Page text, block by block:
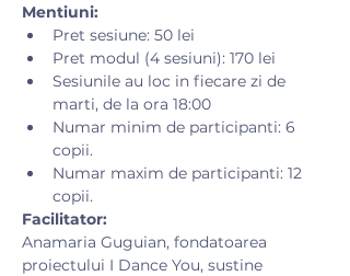
Mentiuni:
Pret sesiune: 50 lei
Pret modul (4 sesiuni): 170 lei
Sesiunile au loc in fiecare zi de
marti, de la ora 18:00
Numar minim de participanti: 6
copii.
Numar maxim de participanti: 12
copii.
Facilitator:
Anamaria Guguian, fondatoarea
proiectului I Dance You, sustine